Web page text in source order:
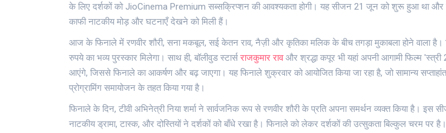
के लिए दर्शकों को JioCinema Premium सब्सक्रिप्शन की आवश्यकता होगी। यह सीजन 21 जून को शुरू हुआ था
काफी नाटकीय मोड़ और घटनाएँ देखने को मिली हैं।
आज के फिनाले में रणवीर शौरी, सना मकबूल, सई केतन राव, नैज़ी और कृतिका मलिक के बीच तगड़ा मुकाबला होने वाला है।
रुपये का भव्य पुरस्कार मिलेगा। साथ ही, बॉलीवुड स्टार्सराजकुमार रावऔर श्रद्धा कपूर भी यहां अपनी आगामी फिल्म
आएंगे, जिससे फिनाले का आकर्षण और बढ़ जाएगा। यह फिनाले शुक्रवार को आयोजित किया जा रहा है, जो सामान्य
प्रोग्रामिंग समायोजन के तहत किया गया है।
फिनाले के दिन, टीवी अभिनेत्री निया शर्मा ने सार्वजनिक रूप से रणवीर शौरी के प्रति अपना समर्थन व्यक्त किया है। इस
नाटकीय ड्रामा, टास्क, और दोस्तियों ने दर्शकों को बाँधे रखा है। फिनाले को लेकर दर्शकों की उत्सुकता बिल्कुल चरम पर